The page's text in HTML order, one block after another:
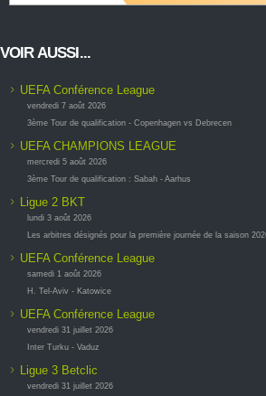
VOIR AUSSI...
UEFA Conférence League
vendredi 7 août 2026
3ème Tour de qualification - Copenhagen vs Debrecen
UEFA CHAMPIONS LEAGUE
mercredi 5 août 2026
3ème Tour de qualification : Sabah - Aarhus
Ligue 2 BKT
lundi 3 août 2026
Les arbitres désignés pour la première journée de la saison
UEFA Conférence League
samedi 1 août 2026
H. Tel-Aviv - Katowice
UEFA Conférence League
vendredi 31 juillet 2026
Inter Turku - Vaduz
Ligue 3 Betclic
vendredi 31 juillet 2026